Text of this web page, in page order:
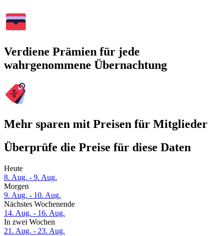
Verdiene Prämien für jede
wahrgenommene Übernachtung
Mehr sparen mit Preisen für Mitglieder
Überprüfe die Preise für diese Daten
Heute
8. Aug. - 9. Aug.
Morgen
9. Aug. - 10. Aug.
Nächstes Wochenende
14. Aug. - 16. Aug.
In zwei Wochen
21. Aug. - 23. Aug.